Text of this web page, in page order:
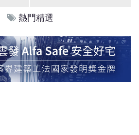
熱門精選